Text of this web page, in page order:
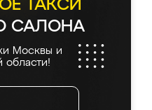
ТАКСИ
САЛОНА
Москвы и
области!